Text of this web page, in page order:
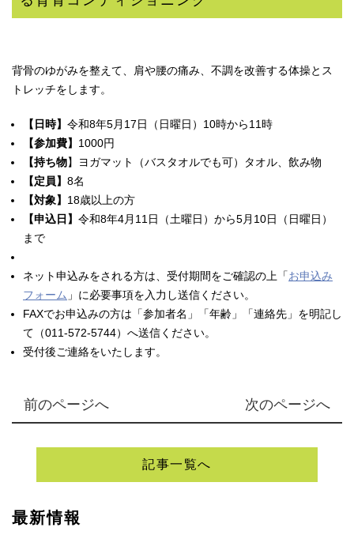
背骨のゆがみを整えて、肩や腰の痛み、不調を改善する体操とス
トレッチをします。
【日時】 令和8年5月17日（日曜日）10時から11時
【参加費】 1000円
【持ち物】ヨガマット（バスタオルでも可）タオル、飲み物
【定員】 8名
【対象】 18歳以上の方
【申込日】 令和8年4月11日（土曜日）から5月10日（日曜日）
まで
ネット申込みをされる方は、受付期間をご確認の上「お申込み
フォーム 」に必要事項を入力し送信ください。
FAXでお申込みの方は「参加者名」「年齢」「連絡先」を明記し
て（011-572-5744）へ送信ください。
受付後ご連絡をいたします。
前のページへ 次のページへ
記事一覧へ
最新情報